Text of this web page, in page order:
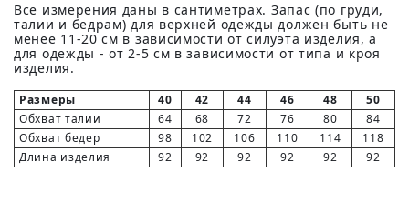
Все измерения даны в сантиметрах. Запас (по груди,
талии и бедрам) для верхней одежды должен быть не
менее 11-20 см в зависимости от силуэта изделия, а
для одежды - от 2-5 см в зависимости от типа и кроя
изделия.
Размеры 40 42 44 46 48
50
Обхват талии
64 68 72 76 80
84
Обхват бедер
98 102 106 110 114
118
Длина изделия
92 92 92 92 92 92